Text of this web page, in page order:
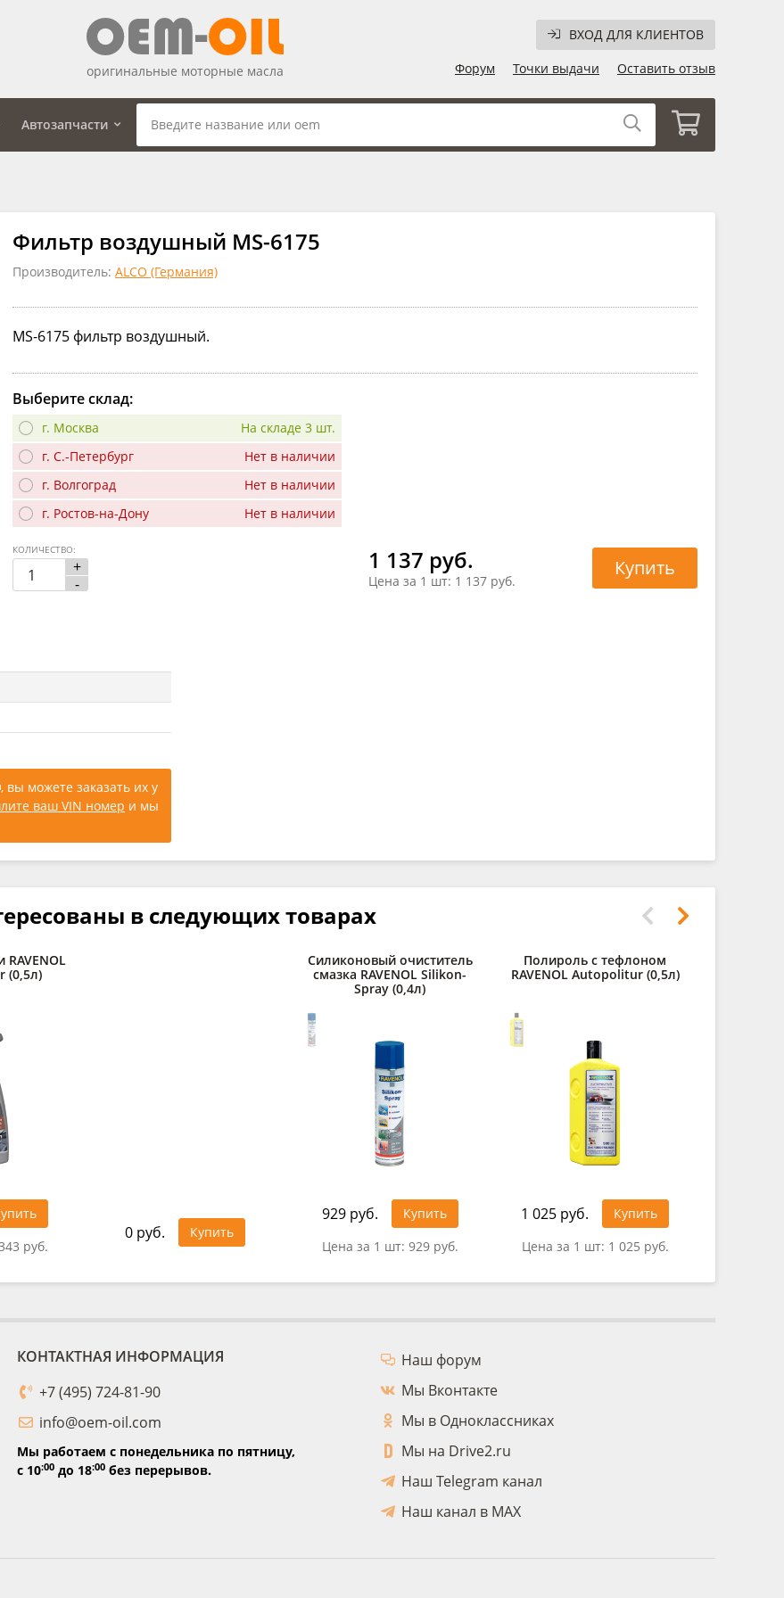
ВХОД ДЛЯ КЛИЕНТОВ
Форум
Точки выдачи Оставить отзыв
оригинальные моторные масла
Автозапчасти
Фильтр воздушный MS-6175
Производитель: ALCO (Германия)
MS-6175 фильтр воздушный.
Выберите склад:
г. Москва
На складе 3 шт.
г. С.-Петербург
Нет в наличии
г. Волгоград
Нет в наличии
г. Ростов-на-Дону
Нет в наличии
1 137 руб.
Цена за 1 шт: 1 137 руб.
+
-
КОЛИЧЕСТВО:
Купить
можете заказать их у
ваш VIN номер и мы
в следующих товарах
(0,5л)
руб.
0 руб. Купить
Силиконовый очиститель
смазка RAVENOL Silikon-
Spray (0,4л)
929 руб.
Купить
Цена за 1 шт: 929 руб.
Полироль с тефлоном
RAVENOL Autopolitur (0,5л)
1 025 руб.
Купить
Цена за 1 шт: 1 025 руб.
КОНТАКТНАЯ ИНФОРМАЦИЯ
+7 (495) 724-81-90
info@oem-oil.com
Мы работаем с понедельника по пятницу,
с 10:00до 18:00без перерывов.
Наш форум
Мы Вконтакте
Мы в Одноклассниках
Мы на Drive2.ru
Наш Telegram канал
Наш канал в MAX